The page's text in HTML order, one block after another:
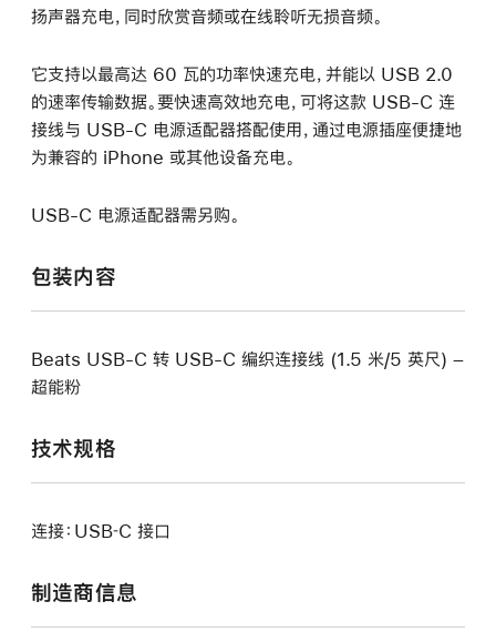
扬声器充电，同时欣赏音频或在线聆听无损音频。
它支持以最高达 60 瓦的功率快速充电，并能以 USB 2.0
的速率传输数据。要快速高效地充电，可将这款 USB-C 连
接线与 USB-C 电源适配器搭配使用，通过电源插座便捷地
为兼容的 iPhone 或其他设备充电。
USB-C 电源适配器需另购。
包装内容
Beats USB-C 转 USB-C 编织连接线 (1.5 米/5 英尺) –
超能粉
技术规格
连接：USB‑C 接口
制造商信息